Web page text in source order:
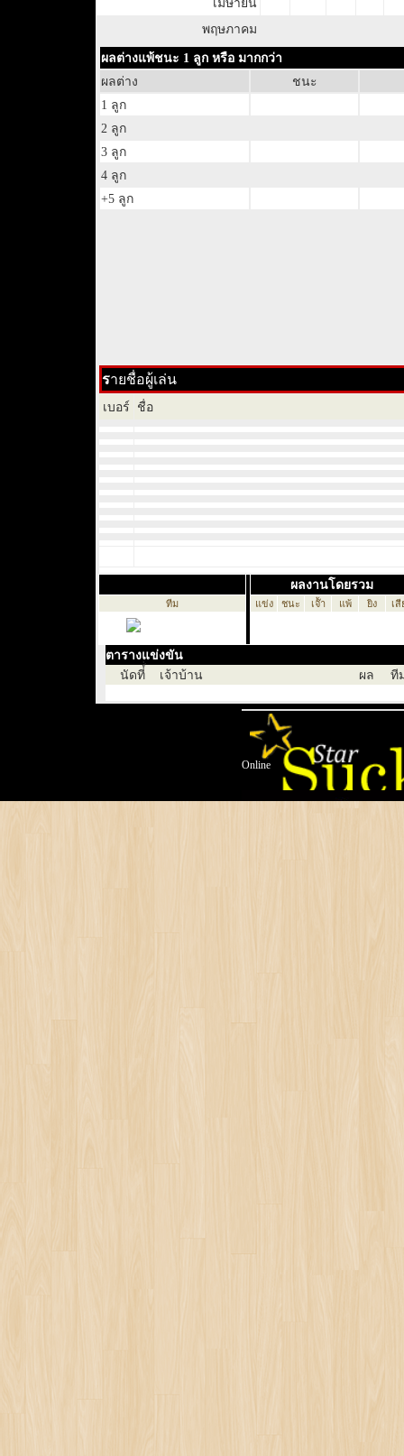
เมษายน
พฤษภาคม
ผลต่างแพ้ชนะ 1 ลูก หรือ มากกว่า
ผลต่าง
ชนะ
1 ลูก
2 ลูก
3 ลูก
4 ลูก
+5 ลูก
รายชื่อผู้เล่น
เบอร์ ชื่อ
ผลงานโดยรวม
ทีม แข่ง ชนะ เจ๊้า แพ้ ยิง เสี
ตารางแข่งขัน
นัดที่์่
เจ้าบ้าน ผล ที
Online